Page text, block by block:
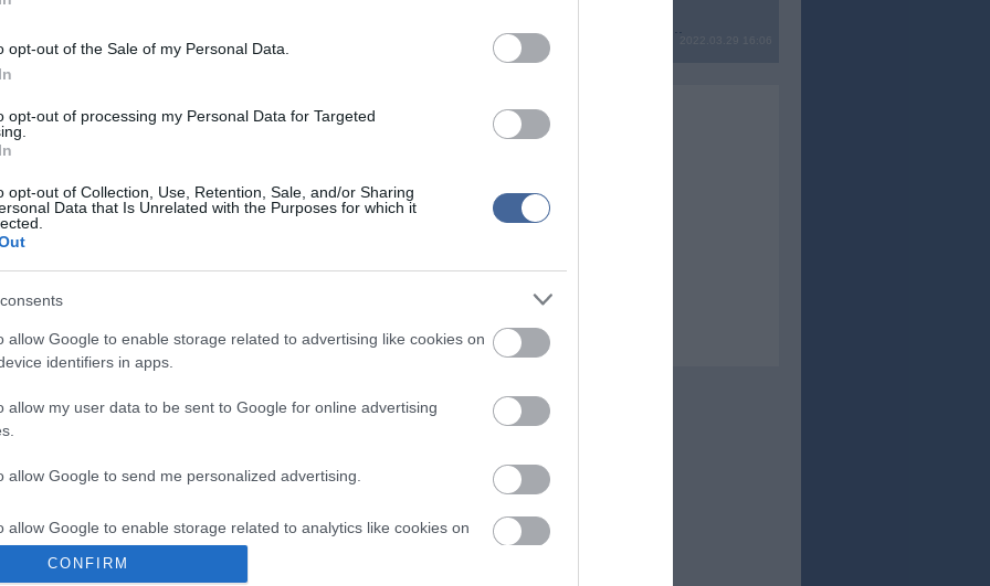
opt-out of the Sale of my Personal Data.
opt-out of processing my Personal Data for Targeted
opt-out of Collection, Use, Retention, Sale, and/or Sharing
Data that Is Unrelated with the Purposes for which it
allow Google to enable storage related to advertising like cookies on
identifiers in apps.
allow my user data to be sent to Google for online advertising
allow Google to send me personalized advertising.
allow Google to enable storage related to analytics like cookies on
identifiers in apps.
CONFIRM
szerint az ellátó hálózatokban bőségesen elegendő
az a kérdés, hogy a készletek elég gyorsan
és környezetvédelmi miniszter - aki a
volt jelen a szombati sajtóértekezleten -
hogy nincs élelmiszerhiány az országban, és
elmúlt hetekben 50 százalékkal nőtt, a gyártók
az igénynek a kielégítésére is.
hogy ha a pánikvásárlások nem hagynak alább, a
megszervezését és az esteleges korlátozásokról
a kiskereskedelmi láncokra bízni.
mennyiséget bizonyos termékekből.
vásárolható kézfertőtlenítőkből,